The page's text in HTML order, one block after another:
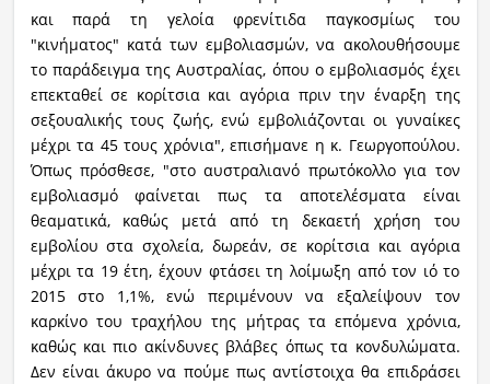
και παρά τη γελοία φρενίτιδα παγκοσμίως του
"κινήματος" κατά των εμβολιασμών, να ακολουθήσουμε
το παράδειγμα της Αυστραλίας, όπου ο εμβολιασμός έχει
επεκταθεί σε κορίτσια και αγόρια πριν την έναρξη της
σεξουαλικής τους ζωής, ενώ εμβολιάζονται οι γυναίκες
μέχρι τα 45 τους χρόνια", επισήμανε η κ. Γεωργοπούλου.
Όπως πρόσθεσε, "στο αυστραλιανό πρωτόκολλο για τον
εμβολιασμό φαίνεται πως τα αποτελέσματα είναι
θεαματικά, καθώς μετά από τη δεκαετή χρήση του
εμβολίου στα σχολεία, δωρεάν, σε κορίτσια και αγόρια
μέχρι τα 19 έτη, έχουν φτάσει τη λοίμωξη από τον ιό το
2015 στο 1,1%, ενώ περιμένουν να εξαλείψουν τον
καρκίνο του τραχήλου της μήτρας τα επόμενα χρόνια,
καθώς και πιο ακίνδυνες βλάβες όπως τα κονδυλώματα.
Δεν είναι άκυρο να πούμε πως αντίστοιχα θα επιδράσει